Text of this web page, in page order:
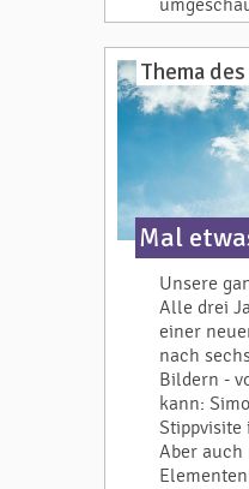
Thema
Mal
Unsere
Alle drei
einer
nach
Bildern -
kann:
Stippvisite
Aber auch